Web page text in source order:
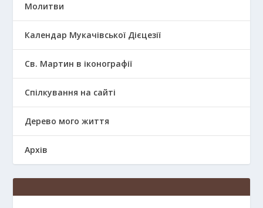
Молитви
Календар Мукачівської Дієцезії
Св. Мартин в іконографії
Спілкування на сайті
Дерево мого життя
Архів